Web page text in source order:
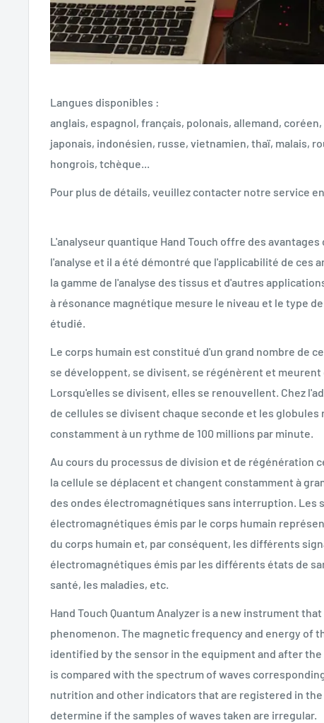
Langues disponibles :
anglais, espagnol, français, polonais, allemand,
japonais, indonésien, russe, vietnamien, thaï, malais,
hongrois, tchèque...
Pour plus de détails, veuillez contacter notre service
L'analyseur quantique Hand Touch offre des avantages
l'analyse et il a été démontré que l'applicabilité de ces
la gamme de l'analyse des tissus et d'autres
à résonance magnétique mesure le niveau et le type
étudié.
Le corps humain est constitué d'un grand nombre de
se développent, se divisent, se régénèrent et meurent
Lorsqu'elles se divisent, elles se renouvellent. Chez
de cellules se divisent chaque seconde et les
constamment à un rythme de 100 millions par minute.
Au cours du processus de division et de régénération
la cellule se déplacent et changent constamment à
des ondes électromagnétiques sans interruption. Les
électromagnétiques émis par le corps humain
du corps humain et, par conséquent, les différents
électromagnétiques émis par les différents états de
santé, les maladies, etc.
Hand Touch Quantum Analyzer is a new instrument
phenomenon. The magnetic frequency and energy of
identified by the sensor in the equipment and after
is compared with the spectrum of waves
nutrition and other indicators that are registered in
determine if the samples of waves taken are irregular.